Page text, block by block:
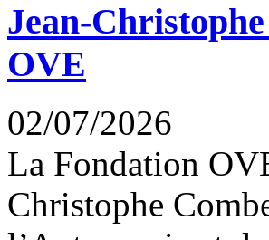
Jean-
OVE
02/07/2026
La Fondation
Christophe